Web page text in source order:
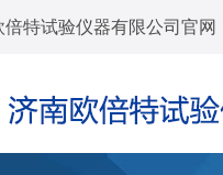
特试验仪器有限公司官网